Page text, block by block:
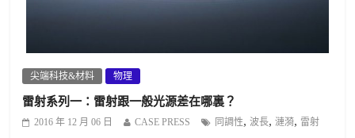
尖端科技&材料 物理
雷射系列一：雷射跟一般光源差在哪裏？
2016 年 12 月 06 日 CASE PRESS 同調性,波長,漣漪, 雷射